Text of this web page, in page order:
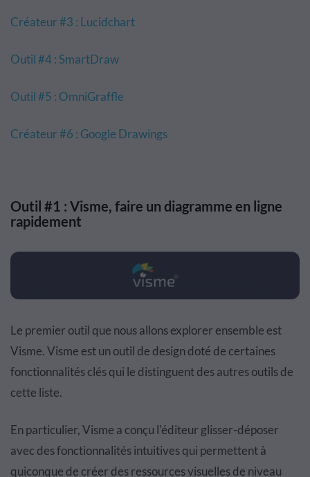
Créateur #3 : Lucidchart
Outil #4 : SmartDraw
Outil #5 : OmniGraffle
Créateur #6 : Google Drawings
Outil #1 : Visme, faire un diagramme en ligne
rapidement
Le premier outil que nous allons explorer ensemble est
Visme. Visme est un outil de design doté de certaines
fonctionnalités clés qui le distinguent des autres outils de
cette liste.
En particulier, Visme a conçu l'éditeur glisser-déposer
avec des fonctionnalités intuitives qui permettent à
quiconque de créer des ressources visuelles de niveau